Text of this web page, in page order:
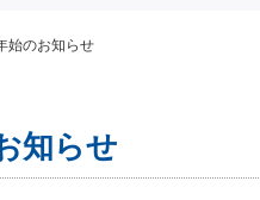
始のお知らせ
知らせ